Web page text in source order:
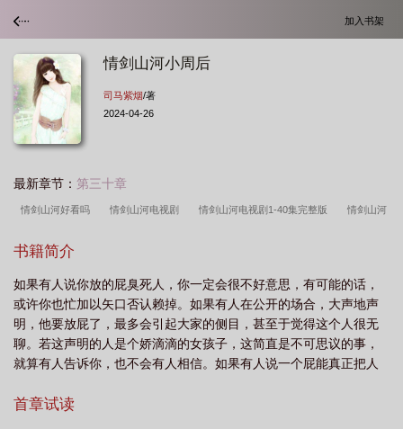
加入书架
情剑山河小周后
司马紫烟/著
2024-04-26
最新章节： 第三十章
情剑山河好看吗 情剑山河电视剧 情剑山河电视剧1-40集完整版 情剑山河
山河主题曲原唱
谁 情剑山河片尾曲李翊君 情剑山河主演 情剑山河片尾曲沙漏 情剑山河
演员表 情剑山河百度百科 情剑山河大结局 情剑山河剧照 情剑山河电视
剧全集观看完整版 情剑山河主题曲片尾曲沙漏 情剑山河结局怎么样 情剑山
河电视剧歌曲 情剑山河电视剧剧情介绍 情剑山河评价 情剑山河在线观
书籍简介
如果有人说你放的屁臭死人，你一定会很不好意思，有可能的话，
或许你也忙加以矢口否认赖掉。如果有人在公开的场合，大声地声
明，他要放屁了，最多会引起大家的侧目，甚至于觉得这个人很无
聊。若这声明的人是个娇滴滴的女孩子，这简直是不可思议的事，
就算有人告诉你，也不会有人相信。如果有人说一个屁能真正把人
事情却果然发生了，发生在中州武林大豪谢金虎的纳宠喜宴上，那
首章试读